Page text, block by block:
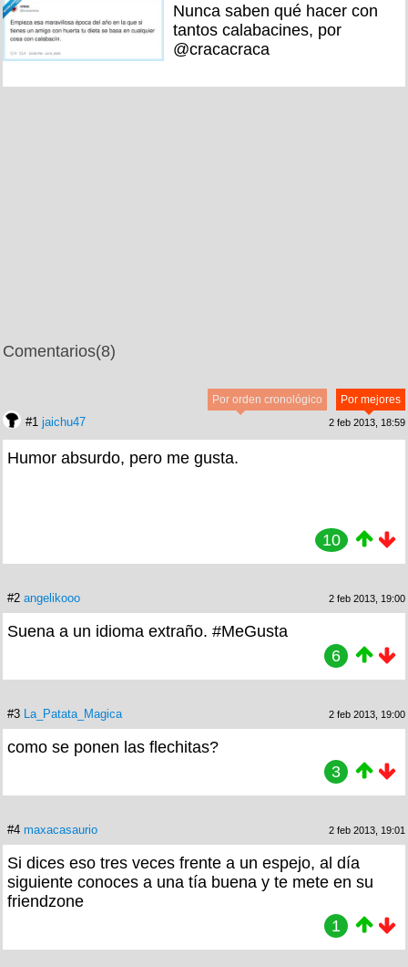
Nunca saben qué hacer con
tantos calabacines, por
@cracacraca
Comentarios(8)
Por mejores
Por orden cronológico
#1 jaichu47 2 feb 2013, 18:59
Humor absurdo, pero me gusta.
10
#2 angelikooo 2 feb 2013, 19:00
Suena a un idioma extraño. #MeGusta
6
#3 La_Patata_Magica 2 feb 2013, 19:00
como se ponen las flechitas?
3
#4 maxacasaurio 2 feb 2013, 19:01
Si dices eso tres veces frente a un espejo, al día
siguiente conoces a una tía buena y te mete en su
friendzone
1